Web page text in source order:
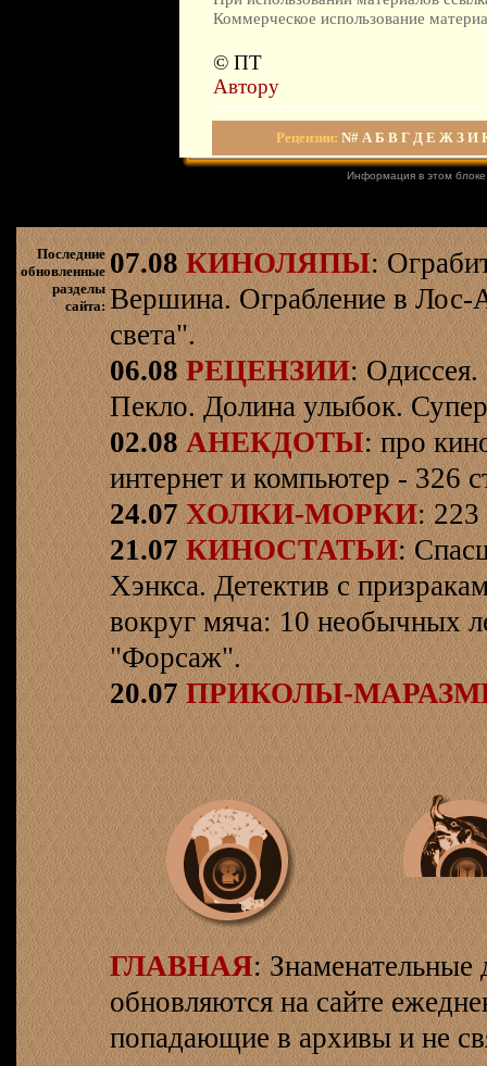
Коммерческое использование
© ПТ
Автору
Рецензии: N# А Б В Г Д Е Ж З И
Информация в этом
Последние
обновленные
разделы
сайта:
07.08 КИНОЛЯПЫ:
Вершина. Ограбление в Лос-
света".
06.08 РЕЦЕНЗИИ:
Пекло. Долина улыбок.
02.08 АНЕКДОТЫ: про
интернет и компьютер - 326
24.07 ХОЛКИ-МОРКИ: 223
21.07 КИНОСТАТЬИ:
Хэнкса. Детектив с
вокруг мяча: 10 необычных
"Форсаж".
20.07 ПРИКОЛЫ-
ГЛАВНАЯ: Знаменательные
обновляются на сайте
попадающие в архивы и не